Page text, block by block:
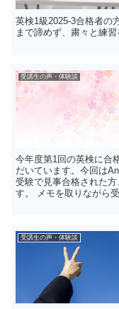
英検1級2025-3合格者の
まで諦めず、粛々と練
受講生の声・体験談
今年度第1回の英検に合
だいています。今回は
受験で見事合格された
す。 メモを取りながら
受講生の声・体験談